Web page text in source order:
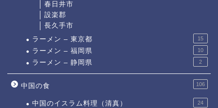
春日井市
設楽郡
長久手市
ラーメン – 東京都
15
ラーメン – 福岡県 10
ラーメン – 静岡県 2
中国の食 106
中国のイスラム料理（清真） 24